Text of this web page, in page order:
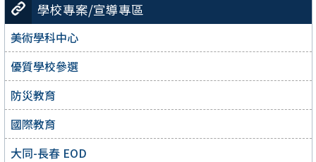
學校專案/宣導專區
美術學科中心
優質學校參選
防災教育
國際教育
大同-長春 EOD